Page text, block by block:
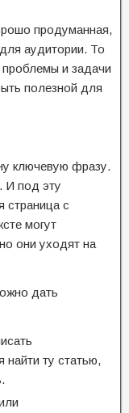
продуманная,
аудитории. То
и задачи
полезной для
ключевую фразу.
И под эту
страница с
могут
они уходят на
дать
найти ту статью,